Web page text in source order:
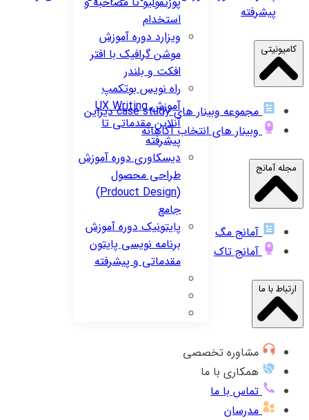
استخدام
ویزارددوره آموزش
موشن گرافیک با افتر
افکت و بلندر
راه نویسبوتکمپ
آموزش UX Writing
آنلاین مقدماتی تا
پیشرفته
دیسکاوریدوره آموزش
طراحی محصول
(Prdouct Design)
جامع
پایتونیکدوره آموزش
برنامه نویسی پایتون
مقدماتی و پیشرفته
پیشرفته
کامیونیتی
مجموعه وبینار های case study دیزاین
وبینار های انتخاب آگاهانه
مجله آمانج
آمانج مگ
آمانج تاک
ارتباط با ما
مشاوره تخصصی
همکاری با ما
تماس با ما
مدرسان